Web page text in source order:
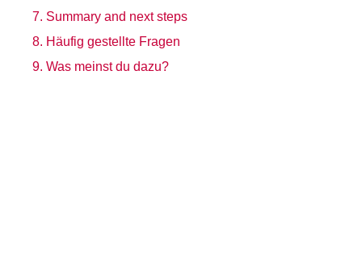
Summary and next steps
Häufig gestellte Fragen
Was meinst du dazu?